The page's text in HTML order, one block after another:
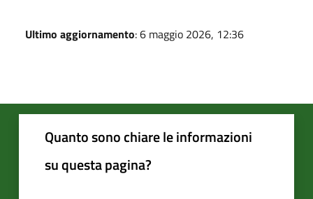
Ultimo aggiornamento: 6 maggio 2026, 12:36
Quanto sono chiare le informazioni
su questa pagina?